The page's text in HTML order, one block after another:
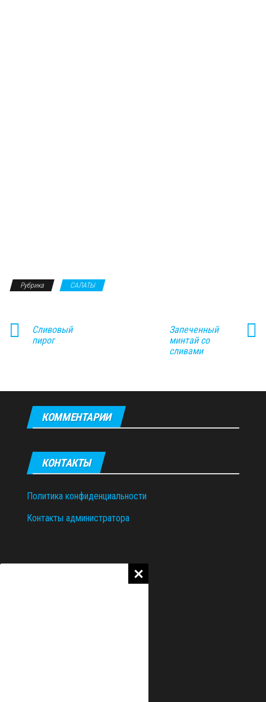
Рубрика САЛАТЫ
Сливовый
пирог
Запеченный
минтай со
сливами
КОММЕНТАРИИ
КОНТАКТЫ
Политика конфиденциальности
Контакты администратора